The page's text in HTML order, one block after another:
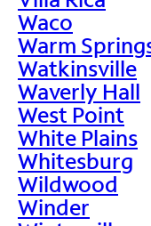
Waco
Warm
Watkinsville
Waverly Hall
West Point
White Plains
Whitesburg
Wildwood
Winder